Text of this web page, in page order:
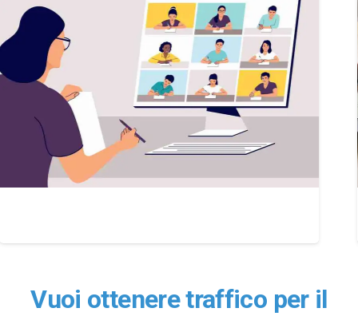
Vuoi ottenere traffico per il